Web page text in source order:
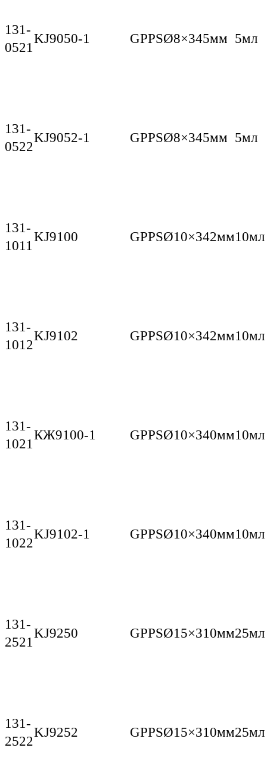
131-
0521
KJ9050-1 GPPSØ8×345мм 5мл
131-
0522
KJ9052-1 GPPSØ8×345мм 5мл
131-
1011
KJ9100 GPPSØ10×342мм10мл
131-
1012
KJ9102 GPPSØ10×342мм10мл
131-
1021
КЖ9100-1 GPPSØ10×340мм10мл
131-
1022
KJ9102-1 GPPSØ10×340мм10мл
131-
2521
KJ9250 GPPSØ15×310мм25мл
131-
2522
KJ9252 GPPSØ15×310мм25мл